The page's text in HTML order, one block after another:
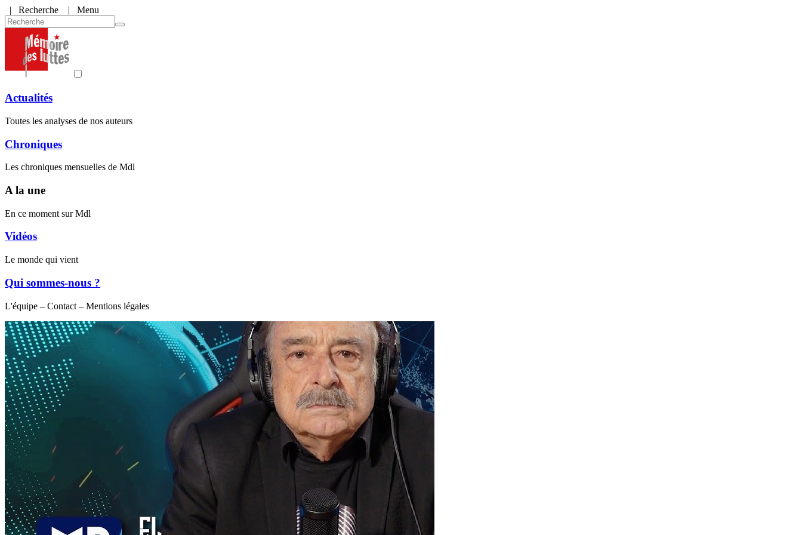
| Recherche | Menu
Actualités
Toutes les analyses de nos auteurs
Chroniques
Les chroniques mensuelles de Mdl
A la une
En ce moment sur Mdl
Vidéos
Le monde qui vient
Qui sommes-nous ?
L'équipe – Contact – Mentions légales